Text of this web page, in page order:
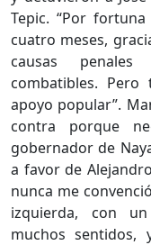
Tepic. “Por
cuatro meses,
causas penales
combatibles.
apoyo popular”.
contra porque
gobernador de
a favor de
nunca me
izquierda, con
muchos